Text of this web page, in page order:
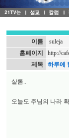
이름 suleja
홈페이지
http://
제목
하루에
샬롬..
오늘도 주님의 나라